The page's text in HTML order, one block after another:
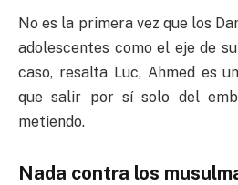
No es la primera vez que los
adolescentes como el eje de
caso, resalta Luc, Ahmed es
que salir por sí solo del
metiendo.
Nada contra los